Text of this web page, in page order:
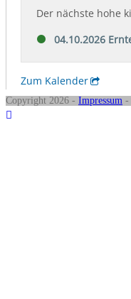
Copyright 2026 - Impressum -